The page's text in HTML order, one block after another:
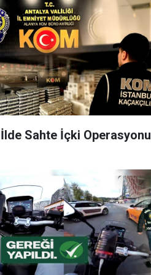
Sahte İçki Operasyonu